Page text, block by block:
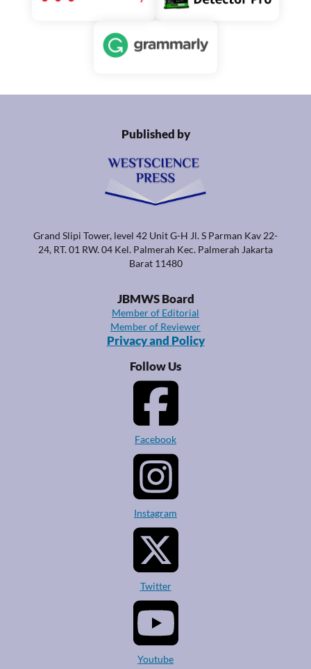
Published by
Grand Slipi Tower, level 42 Unit G-H Jl. S Parman Kav 22-
24, RT. 01 RW. 04 Kel. Palmerah Kec. Palmerah Jakarta
Barat 11480
JBMWS Board
Member of Editorial
Member of Reviewer
Privacy and Policy
Follow Us
Facebook
Instagram
Twitter
Youtube